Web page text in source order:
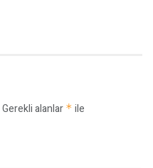
Gerekli alanlar * ile